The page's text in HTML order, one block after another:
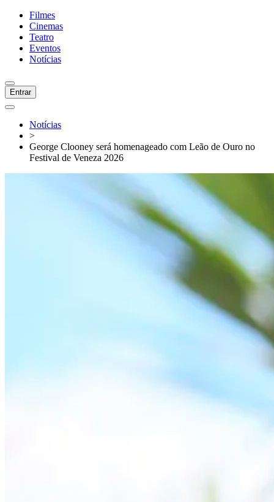
Filmes
Cinemas
Teatro
Eventos
Notícias
Entrar
Notícias
>
George Clooney será homenageado com Leão de Ouro no
Festival de Veneza 2026